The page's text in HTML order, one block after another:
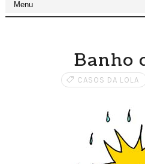
Banho
CASOS DA LOLA